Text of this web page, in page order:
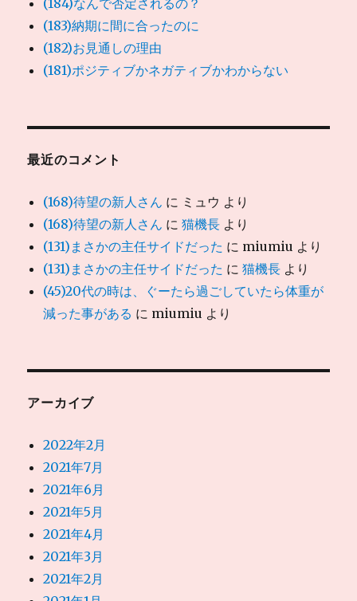
(183)納期に間に合ったのに
(182)お見通しの理由
(181)ポジティブかネガティブかわからない
最近のコメント
(168)待望の新人さん に ミュウ より
(168)待望の新人さん に猫機長 より
(131)まさかの主任サイドだった に miumiu より
(131)まさかの主任サイドだった に猫機長 より
(45)20代の時は、ぐーたら過ごしていたら体重が
減った事がある に miumiu より
アーカイブ
2022年2月
2021年7月
2021年6月
2021年5月
2021年4月
2021年3月
2021年2月